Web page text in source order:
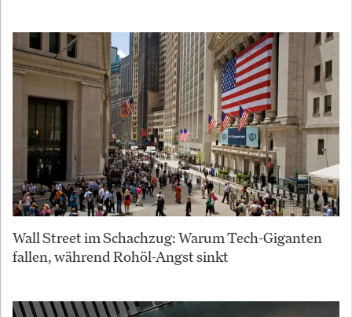
Wall Street im Schachzug: Warum Tech-Giganten
fallen, während Rohöl-Angst sinkt